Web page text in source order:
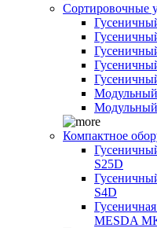
Сортировочные
Модульный
Компактное
S25D
S4D
MESDA